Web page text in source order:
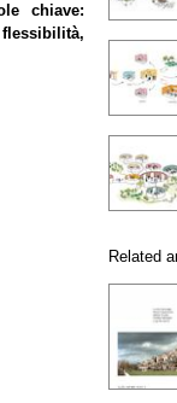
chiave:
Related